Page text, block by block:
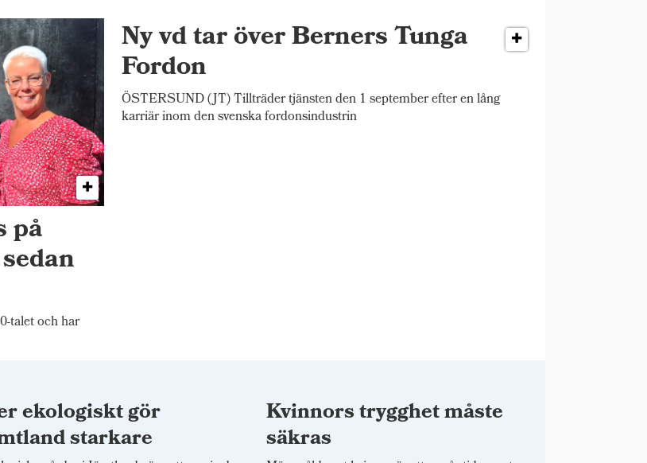
på
talet och har
Ny vd tar över Berners Tunga
Fordon
ÖSTERSUND (JT) Tillträder tjänsten den 1 september efter en lång
karriär inom den svenska fordonsindustrin
ekologiskt gör
starkare
Kvinnors trygghet måste
säkras